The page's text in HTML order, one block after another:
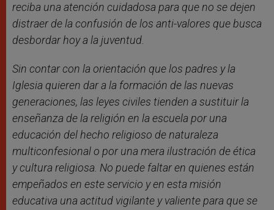
reciba una atención cuidadosa para que no se dejen
distraer de la confusión de los anti-valores que busca
desbordar hoy a la juventud.
Sin contar con la orientación que los padres y la
Iglesia quieren dar a la formación de las nuevas
generaciones, las leyes civiles tienden a sustituir la
enseñanza de la religión en la escuela por una
educación del hecho religioso de naturaleza
multiconfesional o por una mera ilustración de ética
y cultura religiosa. No puede faltar en quienes están
empeñados en este servicio y en esta misión
educativa una actitud vigilante y valiente para que se